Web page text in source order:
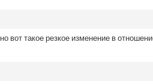
вот такое резкое изменение в